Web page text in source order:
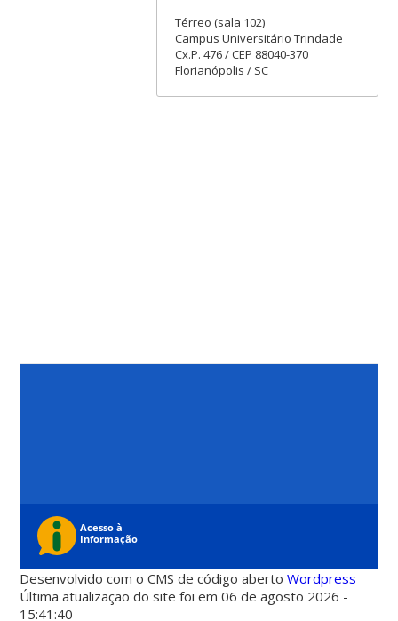
Térreo (sala 102)
Campus Universitário Trindade
Cx.P. 476 / CEP 88040-370
Florianópolis / SC
Desenvolvido com o CMS de código abertoWordpress
Última atualização do site foi em 06 de agosto 2026 -
15:41:40